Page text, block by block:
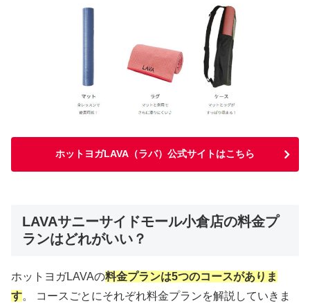
ホットヨガLAVA（ラバ）公式サイトはこちら
LAVAサニーサイドモール小倉店の料金プ
ランはどれがいい？
ホットヨガLAVAの料金プランは5つのコースがありま
す。 コースごとにそれぞれ料金プランを解説していきま